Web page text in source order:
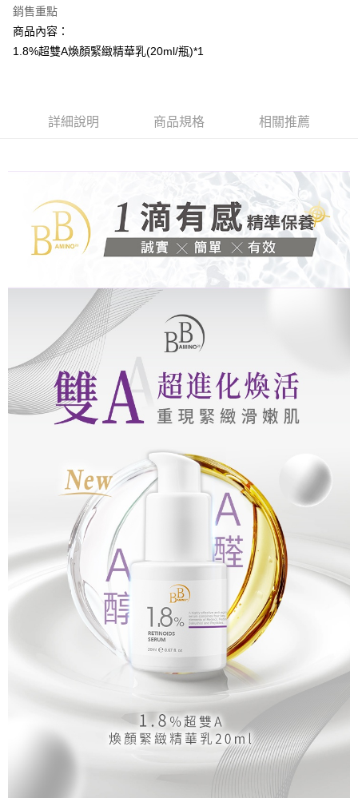
AFTEE先享後付是「在收到商品之後才付款」的支付方式。 讓您購物簡單
便利好安心！
１．簡單：不需註冊會員、不需綁卡、不需儲值。
２．便利：只要手機號碼，簡訊認證，即可結帳。
１．於結帳方式選擇「AFTEE先享後付」後，將跳轉至「AFTEE先享後付」
結帳頁面，進行簡訊認證並確認金額後，即可完成結帳。
ATM／網路銀行／等多元方式進行付款，方視為交易完成。
※ 請注意：結帳手續完成當下不需立刻繳費，但若您需要取消訂單，請聯絡
購買商品的店家。未經商家同意取消之訂單仍視為有效，需透過AFTEE先享
後付繳納相關費用。
※ 交易是否成功請以「AFTEE先享後付 」之結帳頁面顯示為準，若有關於
是否繳費成功／繳費後需取消欲退款等相關疑問，請聯繫「AFTEE先享後付
https://netprotections.freshdesk.com/support/home
【注意事項】
１．透過由恩沛科技股份有限公司提供之「AFTEE先享後付」服務完成之交
易，需依本服務之必要範圍內提供個人資料，並將交易相關給付款項請求債
權轉讓予恩沛科技股份有限公司。
２．關於個人資料處理事宜，請瀏覽以下網址：
https://aftee.tw/terms/#terms3
３．未成年的使用者請事先徵得法定代理人或監護人之同意方可使用
「AFTEE先享後付」，若未經同意申辦者引起之損失，本公司不負相關責
任。
４．使用「AFTEE先享後付」時，將依據個別帳號之用戶狀況，依本公司即
５．嚴禁一人註冊多個帳號或使用他人資訊註冊。若發現惡意使用之情形，
恩沛科技股份有限公司將有權停止該用戶之使用額度並採取法律行動。
全家取貨付款
每筆NT$100，滿NT$799(含以上)免運費
每筆NT$100，滿NT$1,000(含以上)免運費
海外配送(普通) 查看運費
銷售重點
商品內容：
1.8%超雙A煥顏緊緻精華乳(20ml/瓶)*1
詳細說明 商品規格 相關推薦